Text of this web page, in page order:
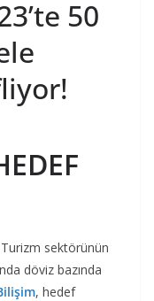
50
sektörünün
döviz bazında
, hedef